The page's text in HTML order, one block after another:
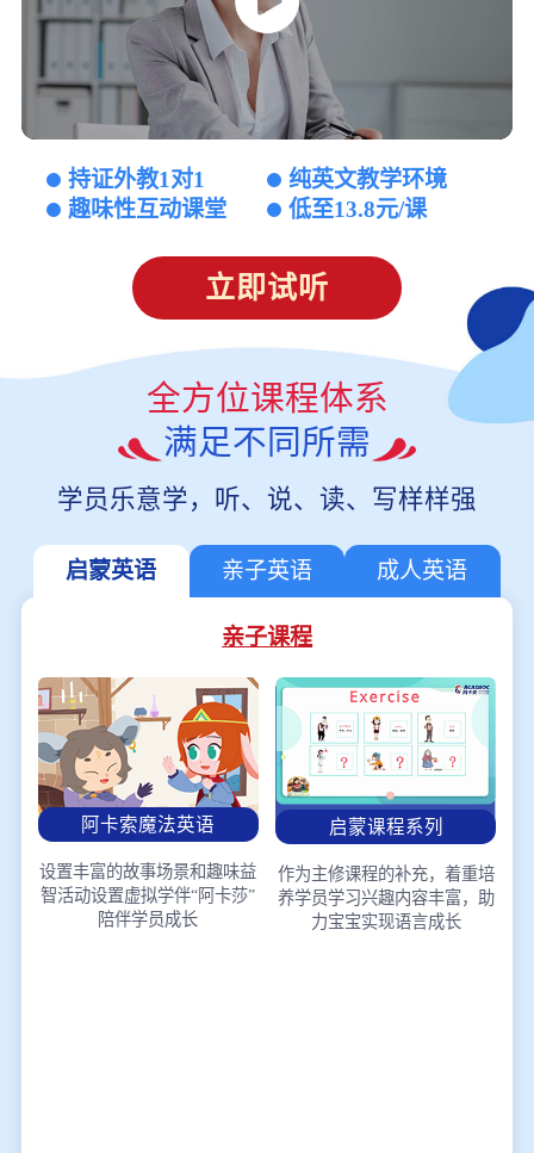
持证外教1对1
纯英文教学环境
趣味性互动课堂
低至13.8元/课
立即试听
全方位课程体系
满足不同所需
学员乐意学，听、说、读、写样样强
启蒙英语 亲子英语 成人英语
亲子课程
阿卡索魔法英语
设置丰富的故事场景和趣味益
智活动设置虚拟学伴“阿卡莎”
陪伴学员成长
启蒙课程系列
作为主修课程的补充，着重培
养学员学习兴趣内容丰富，助
力宝宝实现语言成长